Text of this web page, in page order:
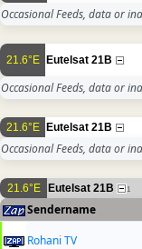
Occasional Feeds, data or
21.6°E Eutelsat 21B
Occasional Feeds, data or
21.6°E Eutelsat 21B
Occasional Feeds, data or
21.6°E Eutelsat 21B 1
Sendername
Rohani TV